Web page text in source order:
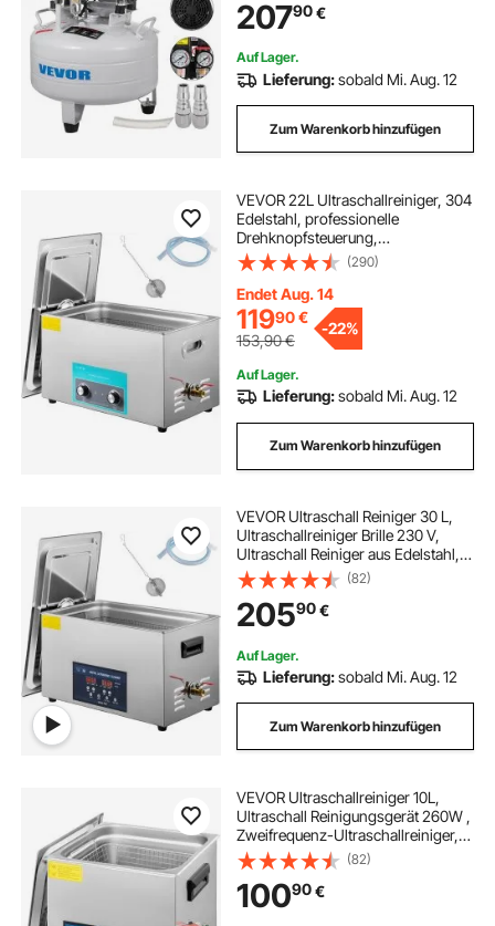
20790€
Auf Lager.
Lieferung:sobald Mi. Aug. 12
Zum Warenkorb hinzufügen
VEVOR 22L Ultraschallreiniger, 304
Edelstahl, professionelle
Drehknopfsteuerung,
Ultraschallreiniger mit
Heizungstimer für Schmuck, Uhren,
Brillen, Leiterplatten, Kleinteile,
zahnärztliche Instrumente
(290)
Endet Aug. 14
11990€
153,90€
-22%
Auf Lager.
Lieferung:sobald Mi. Aug. 12
Zum Warenkorb hinzufügen
VEVOR Ultraschall Reiniger 30 L,
Ultraschallreiniger Brille 230 V,
Ultraschall Reiniger aus Edelstahl,
Ultraschallgerät mit 2 Einstellbarer
Reinigungsleistung 300 W, 600 W,
für Zahnheilkunde, Geschirr
(82)
20590€
Auf Lager.
Lieferung:sobald Mi. Aug. 12
Zum Warenkorb hinzufügen
VEVOR Ultraschallreiniger 10L,
Ultraschall Reinigungsgerät 260W ,
Zweifrequenz-Ultraschallreiniger,
Schmuckreiniger Ultraschall
Ultraschallreiniger
Ultraschallreinigungsgerät Brille mit
LED-Bildschirm
(82)
10090€